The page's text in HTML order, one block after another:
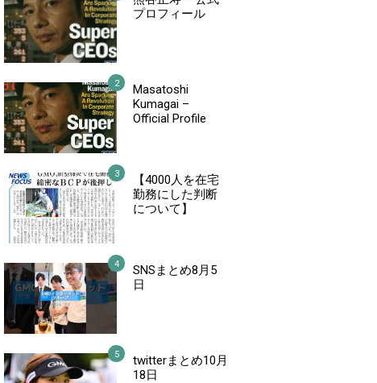
プロフィール
Masatoshi
Kumagai –
Official Profile
【4000人を在宅
勤務にした判断
について】
SNSまとめ8月5
日
twitterまとめ10月
18日